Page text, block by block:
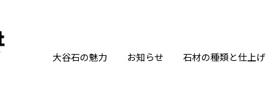
大谷石の魅力 お知らせ 石材の種類と仕上げ